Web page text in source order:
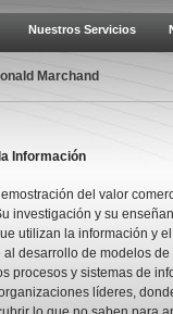
Nuestros Servicios
Marchand
Información
del valor
investigación y su
utilizan la información y el
desarrollo de modelos
procesos y sistemas de
líderes,